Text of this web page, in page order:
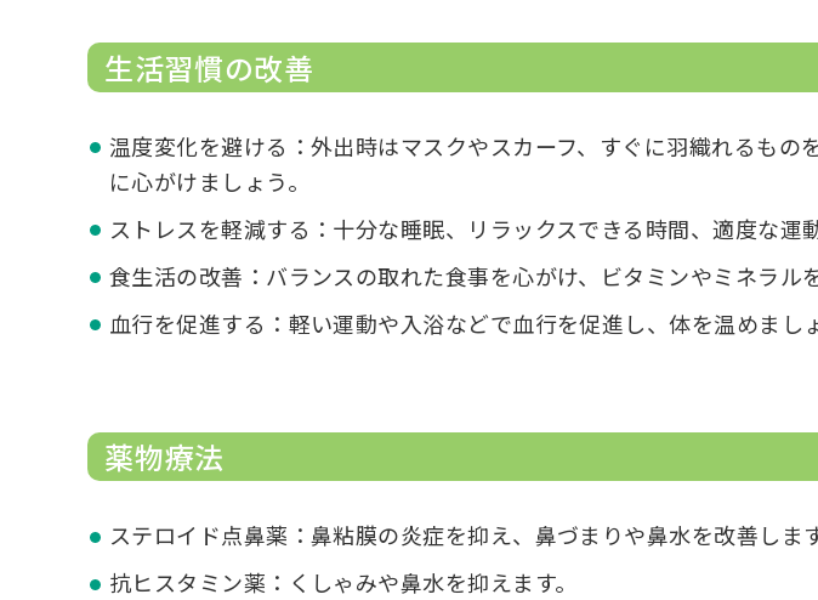
生活習慣の改善
温度変化を避ける：外出時はマスクやスカーフ、すぐに羽織れるも
に心がけましょう。
ストレスを軽減する：十分な睡眠、リラックスできる時間、適度な運
食生活の改善：バランスの取れた食事を心がけ、ビタミンやミネラル
血行を促進する：軽い運動や入浴などで血行を促進し、体を温めまし
薬物療法
ステロイド点鼻薬：鼻粘膜の炎症を抑え、鼻づまりや鼻水を改善します
抗ヒスタミン薬：くしゃみや鼻水を抑えます。